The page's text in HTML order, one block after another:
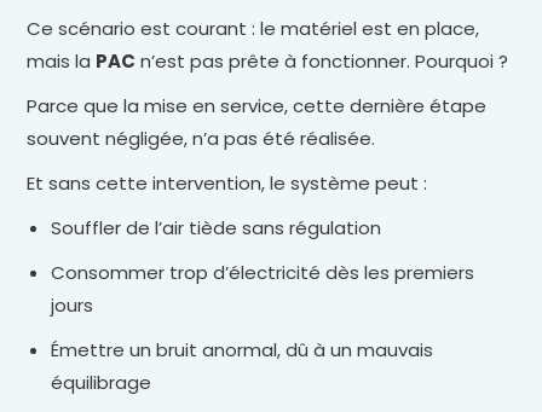
Ce scénario est courant : le matériel est en place,
mais la PAC n’est pas prête à fonctionner. Pourquoi ?
Parce que la mise en service, cette dernière étape
souvent négligée, n’a pas été réalisée.
Et sans cette intervention, le système peut :
Souffler de l’air tiède sans régulation
Consommer trop d’électricité dès les premiers
jours
Émettre un bruit anormal, dû à un mauvais
équilibrage